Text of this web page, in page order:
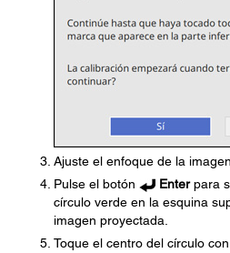
Ajuste el enfoque de la
Pulse el botón
Enterpara
círculo verde en la esquina
imagen proyectada.
Toque el centro del círculo